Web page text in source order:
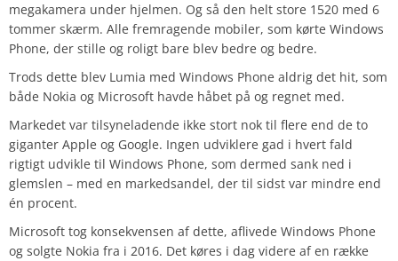
megakamera under hjelmen. Og så den helt store 1520 med 6
tommer skærm. Alle fremragende mobiler, som kørte Windows
Phone, der stille og roligt bare blev bedre og bedre.
Trods dette blev Lumia med Windows Phone aldrig det hit, som
både Nokia og Microsoft havde håbet på og regnet med.
Markedet var tilsyneladende ikke stort nok til flere end de to
giganter Apple og Google. Ingen udviklere gad i hvert fald
rigtigt udvikle til Windows Phone, som dermed sank ned i
glemslen – med en markedsandel, der til sidst var mindre end
én procent.
Microsoft tog konsekvensen af dette, aflivede Windows Phone
og solgte Nokia fra i 2016. Det køres i dag videre af en række